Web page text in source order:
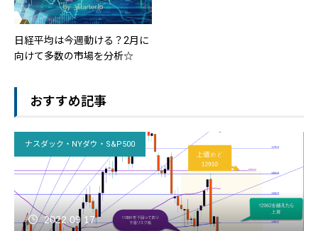
日経平均は今週動ける？2月に
向けて多数の市場を分析☆
おすすめ記事
ナスダック・NYダウ・S&P500
2022.09.17